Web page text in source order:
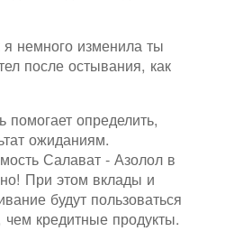
немного изменила ты
после остывания, как
определить,
ожиданиям.
Салават - Азолол в
При этом вклады и
будут пользоваться
кредитные продукты.